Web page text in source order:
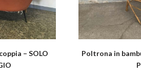
– SOLO
Poltrona in